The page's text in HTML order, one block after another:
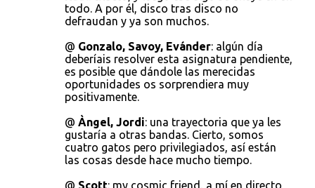
todo. A por él, disco tras disco no
defraudan y ya son muchos.
@ Gonzalo, Savoy, Evánder: algún día
deberíais resolver esta asignatura pendiente,
es posible que dándole las merecidas
oportunidades os sorprendiera muy
positivamente.
@ Àngel, Jordi: una trayectoria que ya les
gustaría a otras bandas. Cierto, somos
cuatro gatos pero privilegiados, así están
las cosas desde hace mucho tiempo.
@ Scott: my cosmic friend, a mí en directo